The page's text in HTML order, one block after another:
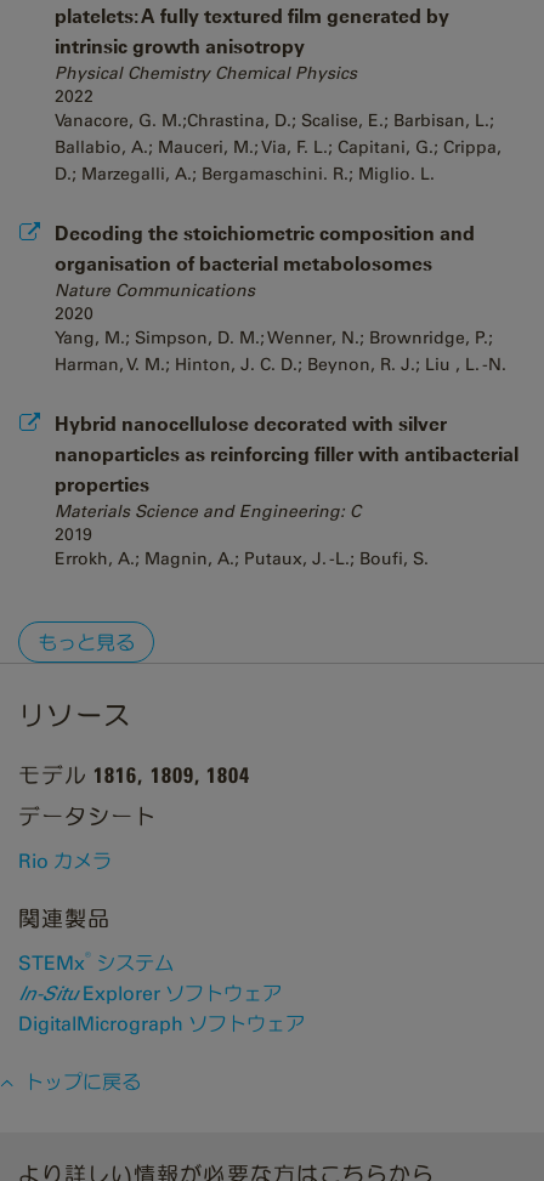
platelets: A fully textured film generated by
intrinsic growth anisotropy
Physical Chemistry Chemical Physics
2022
Vanacore, G. M.;Chrastina, D.; Scalise, E.; Barbisan, L.;
Ballabio, A.; Mauceri, M.; Via, F. L.; Capitani, G.; Crippa,
D.; Marzegalli, A.; Bergamaschini. R.; Miglio. L.
Decoding the stoichiometric composition and
organisation of bacterial metabolosomes
Nature Communications
2020
Yang, M.; Simpson, D. M.; Wenner, N.; Brownridge, P.;
Harman, V. M.; Hinton, J. C. D.; Beynon, R. J.; Liu , L. -N.
Hybrid nanocellulose decorated with silver
nanoparticles as reinforcing filler with antibacterial
properties
Materials Science and Engineering: C
2019
Errokh, A.; Magnin, A.; Putaux, J. -L.; Boufi, S.
もっと見る
リソース
モデル 1816, 1809, 1804
データシート
Rio カメラ
関連製品
STEMx® システム
In-SituExplorer ソフトウェア
DigitalMicrograph ソフトウェア
トップに戻る
より詳しい情報が必要な方はこちらから